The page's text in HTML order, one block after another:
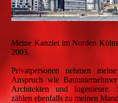
Meine Kanzlei im Norden
2003.
Privatpersonen nehmen
Anspruch wie
Architekten und Ingenieure.
zählen ebenfalls zu meinen